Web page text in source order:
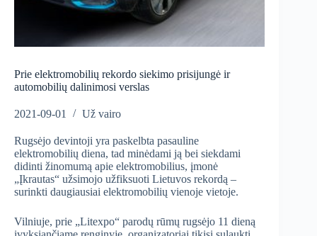
Prie elektromobilių rekordo siekimo prisijungė ir
automobilių dalinimosi verslas
2021-09-01 Už vairo
Rugsėjo devintoji yra paskelbta pasauline
elektromobilių diena, tad minėdami ją bei siekdami
didinti žinomumą apie elektromobilius, įmonė
„Įkrautas“ užsimojo užfiksuoti Lietuvos rekordą –
surinkti daugiausiai elektromobilių vienoje vietoje.
Vilniuje, prie „Litexpo“ parodų rūmų rugsėjo 11 dieną